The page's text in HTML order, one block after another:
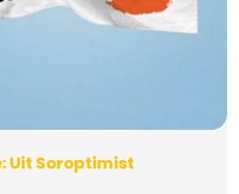
Uit Soroptimist